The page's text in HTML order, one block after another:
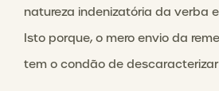
natureza indenizatória da verba
Isto porque, o mero envio da
tem o condão de